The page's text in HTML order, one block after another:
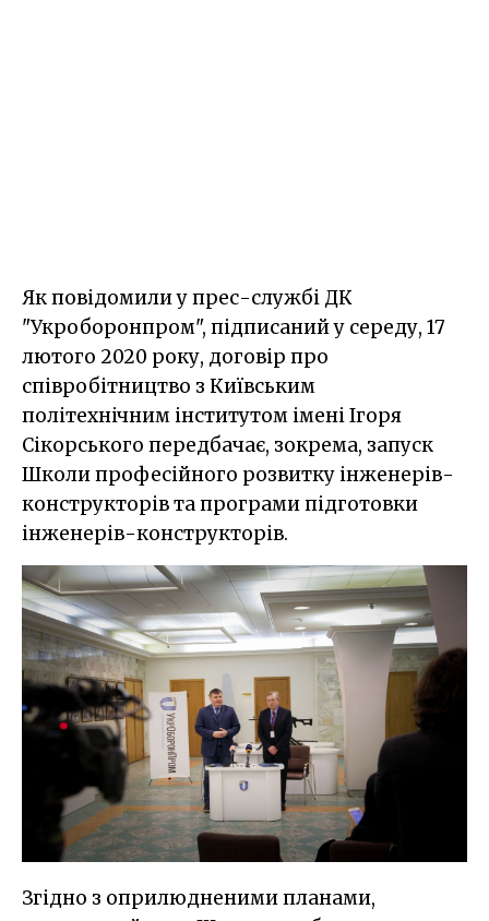
Як повідомили у прес-службі ДК
"Укроборонпром", підписаний у середу, 17
лютого 2020 року, договір про
співробітництво з Київським
політехнічним інститутом імені Ігоря
Сікорського передбачає, зокрема, запуск
Школи професійного розвитку інженерів-
конструкторів та програми підготовки
інженерів-конструкторів.
Згідно з оприлюдненими планами,